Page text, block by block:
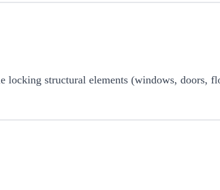
structural elements (windows, doors,